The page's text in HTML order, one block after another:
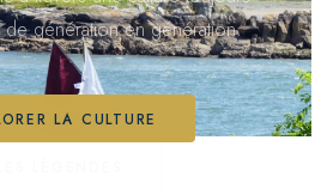
de génération en génération.
LA CULTURE